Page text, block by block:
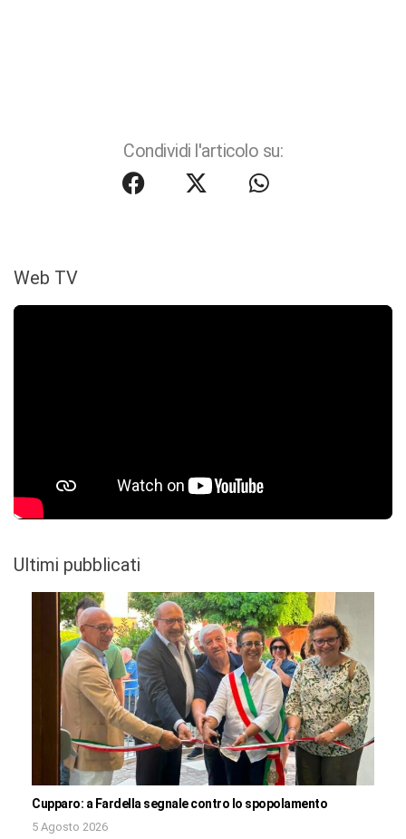
Condividi l'articolo su:
Web TV
Ultimi pubblicati
Cupparo: a Fardella segnale contro lo spopolamento
5 Agosto 2026